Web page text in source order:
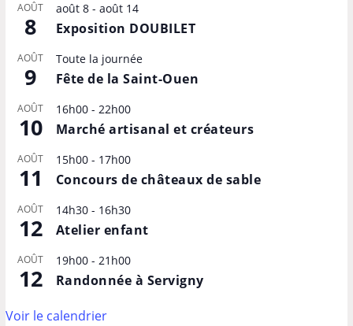
AOÛT
8
août 8- août 14
Exposition DOUBILET
AOÛT
9
Toute la journée
Fête de la Saint-Ouen
AOÛT
10
16h00- 22h00
Marché artisanal et créateurs
AOÛT
11
15h00- 17h00
Concours de châteaux de sable
AOÛT
12
14h30- 16h30
Atelier enfant
AOÛT
12
19h00- 21h00
Randonnée à Servigny
Voir le calendrier